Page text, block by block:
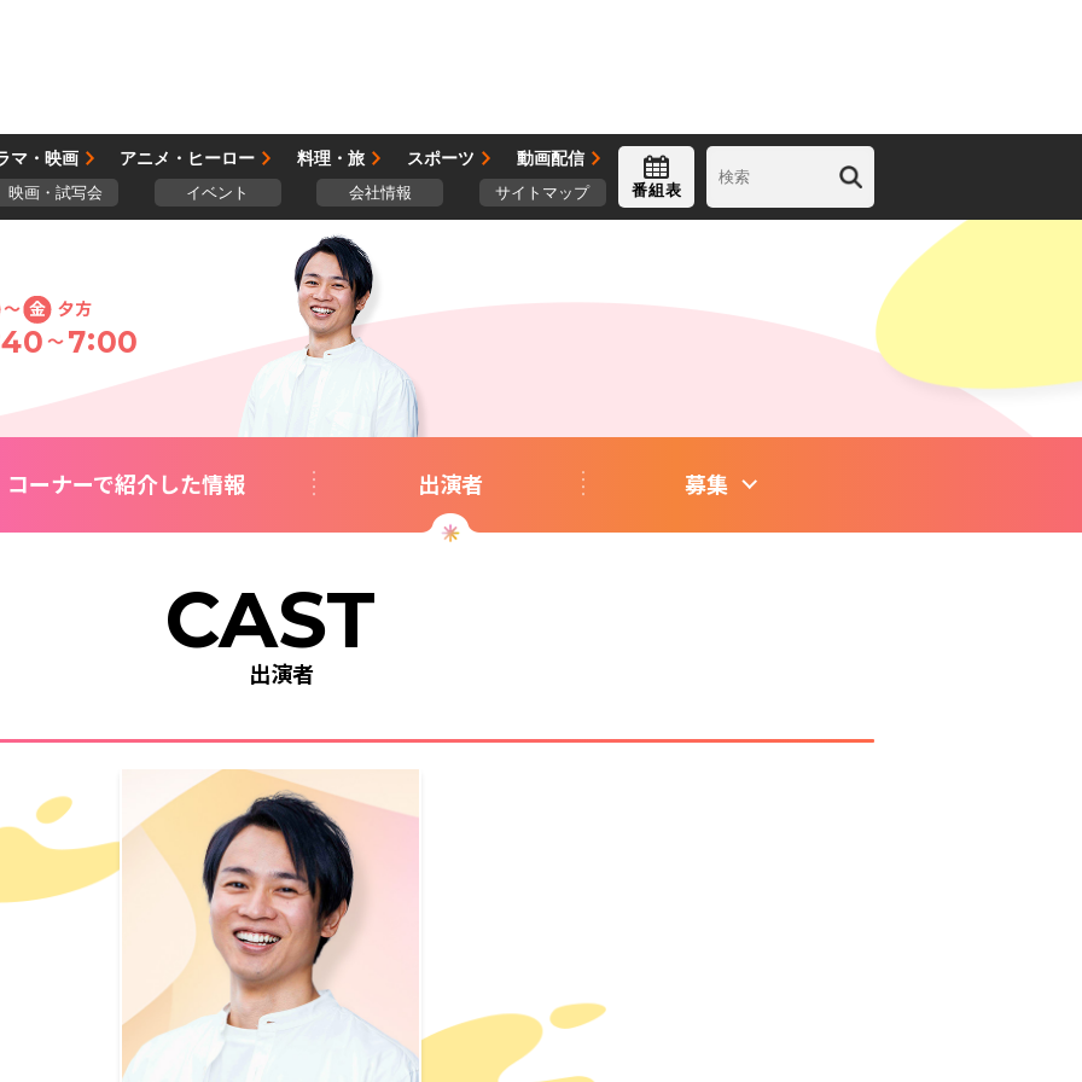
マ・映画 アニメ・ヒーロー 料理・旅 スポーツ 動画配信
映画・試写会 イベント 会社情報 サイトマップ 番組表
～ 金 夕方
40 ～ 7:00
コーナーで紹介した情報 出演者 募集
CAST
出演者